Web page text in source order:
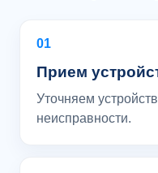
01
Прием
Уточняем
неисправности.